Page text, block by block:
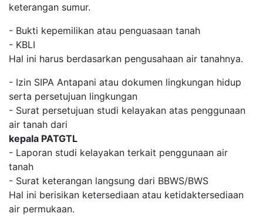
keterangan sumur.
- Bukti kepemilikan atau penguasaan tanah
- KBLI
Hal ini harus berdasarkan pengusahaan air tanahnya.
- Izin SIPA Antapani atau dokumen lingkungan hidup
serta persetujuan lingkungan
- Surat persetujuan studi kelayakan atas penggunaan
air tanah dari
kepala PATGTL
- Laporan studi kelayakan terkait penggunaan air
tanah
- Surat keterangan langsung dari BBWS/BWS
Hal ini berisikan ketersediaan atau ketidaktersediaan
air permukaan.